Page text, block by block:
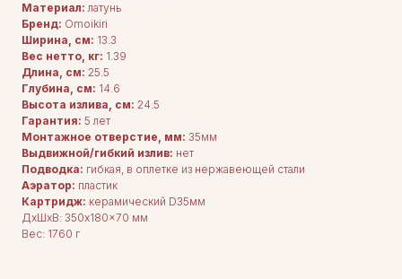
Материал: латунь
Бренд: Omoikiri
Ширина, см: 13.3
Вес нетто, кг: 1.39
Длина, cм: 25.5
Глубина, cм: 14.6
Высота излива, см: 24.5
Гарантия: 5 лет
Монтажное отверстие, мм: 35мм
Выдвижной/гибкий излив: нет
Подводка: гибкая, в оплетке из нержавеющей стали
Аэратор: пластик
Картридж: керамический D35мм
ДxШxВ: 350x180x70 мм
Вес: 1760 г